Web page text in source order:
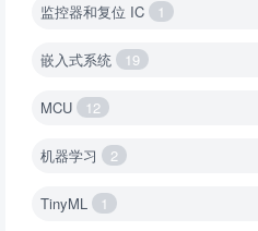
监控器和复位 IC 1
嵌入式系统 19
MCU 12
机器学习 2
TinyML 1